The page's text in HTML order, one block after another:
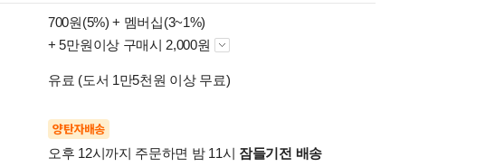
700원(5%) + 멤버십(3~1%)
+ 5만원이상 구매시 2,000원
유료 (도서 1만5천원 이상 무료)
양탄자배송
오후 12시까지 주문하면 밤 11시 잠들기전 배송